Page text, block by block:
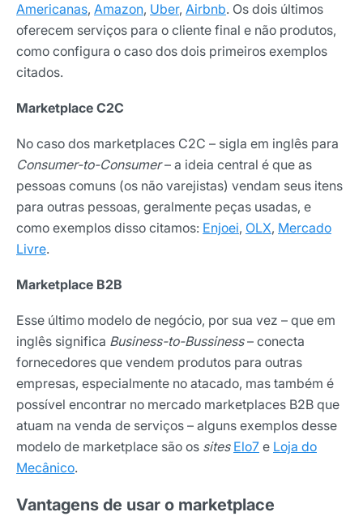
Americanas, Amazon, Uber, Airbnb. Os dois últimos
oferecem serviços para o cliente final e não produtos,
como configura o caso dos dois primeiros exemplos
citados.
Marketplace C2C
No caso dos marketplaces C2C – sigla em inglês para
Consumer-to-Consumer– a ideia central é que as
pessoas comuns (os não varejistas) vendam seus itens
para outras pessoas, geralmente peças usadas, e
como exemplos disso citamos: Enjoei, OLX, Mercado
Livre.
Marketplace B2B
Esse último modelo de negócio, por sua vez – que em
inglês significa Business-to-Bussiness– conecta
fornecedores que vendem produtos para outras
empresas, especialmente no atacado, mas também é
possível encontrar no mercado marketplaces B2B que
atuam na venda de serviços – alguns exemplos desse
modelo de marketplace são os sites Elo7 e Loja do
Mecânico.
Vantagens de usar o marketplace